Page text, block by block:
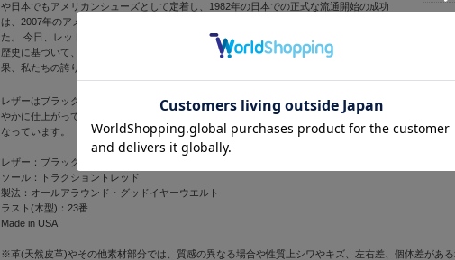
や日本でもアメリカンシューズとして定着し、1982年の日本での正式な流通開始の成功
は、2007年のアメリカ本国でのレッドウイング・ヘリテージの発売で最高潮に達しまし
た。 今日、レッドウイング・ヘリテージはレッドウイング・シューカンパニーの名高い
歴史に基づいて、伝統的な構造と時代を超えたデザインを構築し続けています。その結
果、私たちの誇りを持って作られた長年履き続けられる高い品質の靴が誕生しました。
ＪＡＮ
レザーはブラック・プレーリーという茶芯のブラックレザーです。レッドウィングのもうひとつの
やかに仕上がっており、革の肌目も生きています。履いていくと比較的早い段階で塗膜の下のブラ
なっています。
レザー：ブラック・プレーリー
ソール：トラクショントレッド
製法：オールアラウンド・グッドイヤーウエルト
ラスト(木型)：23番
Made in USA
※革(天然皮革)やその他素材部分では、質感の異なる場合や性質上シワやキズ、左右差、個体差があ